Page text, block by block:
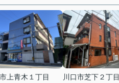
上青木１丁目
川口市芝下２丁目